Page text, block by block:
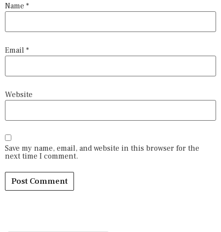
Name *
Email *
Website
Save my name, email, and website in this browser for the
next time I comment.